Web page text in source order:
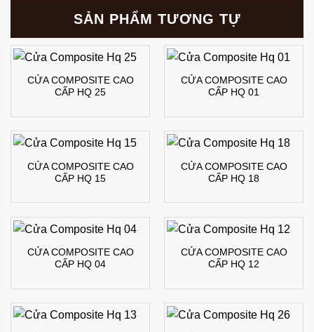
SẢN PHẨM TƯƠNG TỰ
CỬA COMPOSITE CAO
CẤP HQ 25
CỬA COMPOSITE CAO
CẤP HQ 01
CỬA COMPOSITE CAO
CẤP HQ 15
CỬA COMPOSITE CAO
CẤP HQ 18
CỬA COMPOSITE CAO
CẤP HQ 04
CỬA COMPOSITE CAO
CẤP HQ 12